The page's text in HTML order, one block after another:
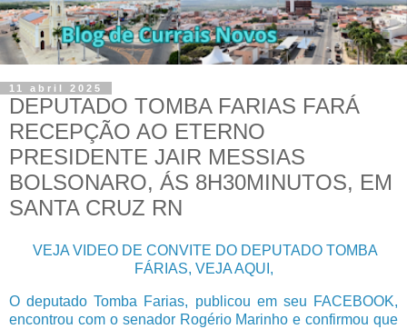
11 abril 2025
DEPUTADO TOMBA FARIAS FARÁ
RECEPÇÃO AO ETERNO
PRESIDENTE JAIR MESSIAS
BOLSONARO, ÁS 8H30MINUTOS, EM
SANTA CRUZ RN
VEJA VIDEO DE CONVITE DO DEPUTADO TOMBA
FÁRIAS, VEJA AQUI,
O deputado Tomba Farias, publicou em seu FACEBOOK,
encontrou com o senador Rogério Marinho e confirmou que